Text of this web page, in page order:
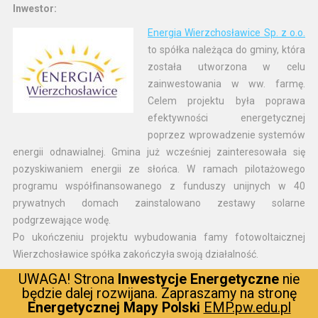
Inwestor:
Energia Wierzchosławice Sp. z o.o.
to spółka należąca do gminy, która
została utworzona w celu
zainwestowania w ww. farmę.
Celem projektu była poprawa
efektywności energetycznej
poprzez wprowadzenie systemów
energii odnawialnej. Gmina już wcześniej zainteresowała się
pozyskiwaniem energii ze słońca. W ramach pilotażowego
programu współfinansowanego z funduszy unijnych w 40
prywatnych domach zainstalowano zestawy solarne
podgrzewające wodę.
Po ukończeniu projektu wybudowania famy fotowoltaicznej
Wierzchosławice spółka zakończyła swoją działalność.
Wykonawca:
UWAGA! Strona Inwestycje Energetyczne nie
będzie dalej rozwijana. Zapraszamy na stronę
Energetycznej Mapy Polski EMP.pw.edu.pl